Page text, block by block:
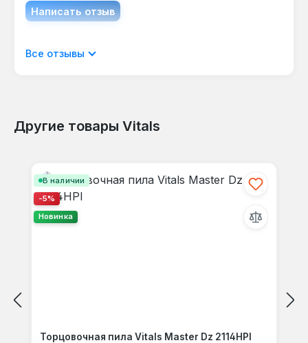
Написать отзыв
Отображать отзывы только на текущем
Все отзывы
Другие товары Vitals
В наличии
-5%
Новинка
Торцовочная пила Vitals Master Dz 2114HPl